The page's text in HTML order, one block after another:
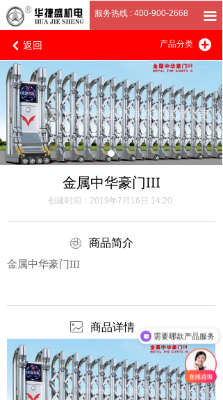
낒 返回 产品分类 끴
服务热线 : 400-900-2668 끀
首页
关于我们
产品展厅
客户案例
招商加盟
金属中华豪门III
商品简介
创建时间： 2019年7月16日 14:20
金属中华豪门III
商品详情
ꁵ
ꂈ
需要哪款产品服务